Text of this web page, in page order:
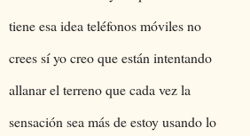
tiene esa idea teléfonos móviles no
crees sí yo creo que están intentando
allanar el terreno que cada vez la
sensación sea más de estoy usando lo